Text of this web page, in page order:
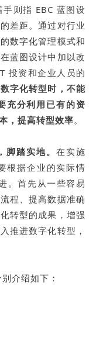
则指 EBC 蓝图设
差距。通过对行业
数字化管理模式和
蓝图设计中加以改
投资和企业人员的
字化转型时，不能
充分利用已有的资
，提高转型效率。
踏实地。 在实施
根据企业的实际情
。首先从一些容易
程、提高数据准确
转型的成果，增强
推进数字化转型，
介绍如下：